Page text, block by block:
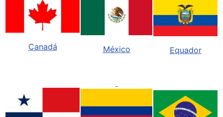
Canadá México Equador